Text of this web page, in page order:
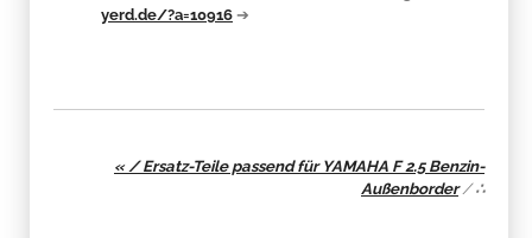
yerd.de/?a=10916 ➔
« / Ersatz-Teile passend für YAMAHA F 2.5 Benzin-
Außenborder/∴